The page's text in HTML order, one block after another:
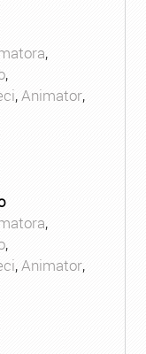
,
,
,Animator,
,
,
,Animator,